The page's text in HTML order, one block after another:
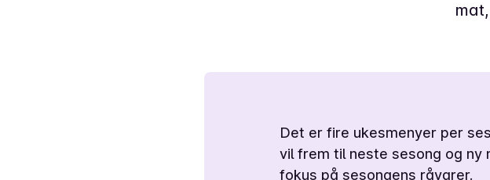
Det er fire ukesmenyer per
vil frem til neste sesong og ny
fokus på sesongens råvarer.